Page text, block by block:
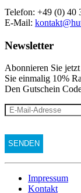
Telefon: +49 (0) 40
E-Mail:
Newsletter
Abonnieren Sie
Sie einmalig 10%
Den Gutschein
Impressum
Kontakt